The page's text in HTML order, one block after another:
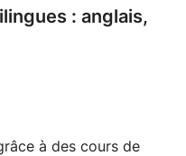
: anglais,
à des cours de